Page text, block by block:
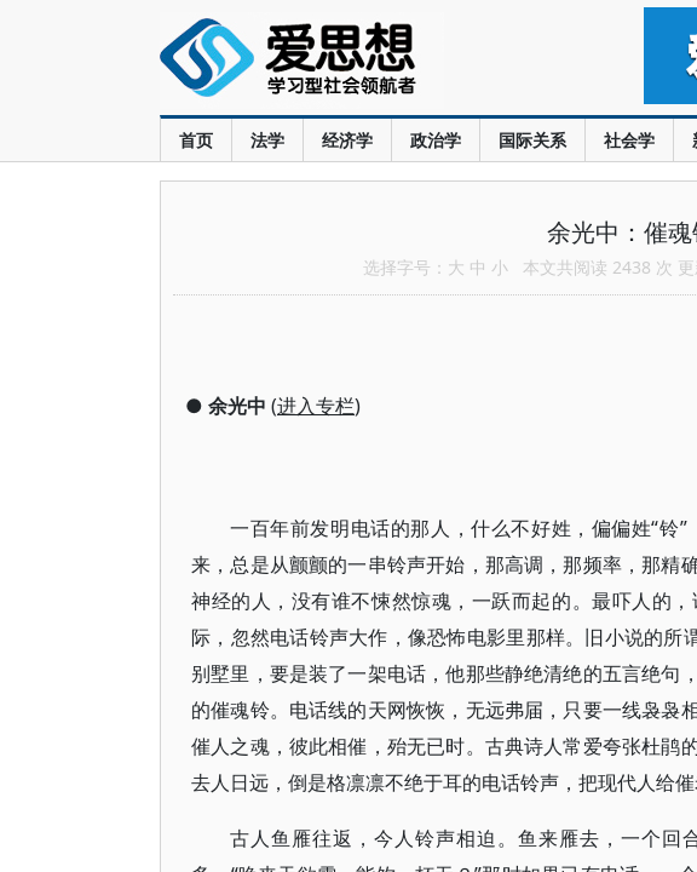
首页 法学 经济学 政治学 国际关系 社会学
余光中：催魂
选择字号： 大 中 小 本文共阅读 2438 次
● 余光中 (进入专栏)
一百年前发明电话的那人，什么不好姓，偏偏姓“铃
来，总是从颤颤的一串铃声开始，那高调，那频率，那精
神经的人，没有谁不悚然惊魂，一跃而起的。最吓人的
际，忽然电话铃声大作，像恐怖电影里那样。旧小说的所
别墅里，要是装了一架电话，他那些静绝清绝的五言绝句
的催魂铃。电话线的天网恢恢，无远弗届，只要一线袅袅
催人之魂，彼此相催，殆无已时。古典诗人常爱夸张杜鹃
去人日远，倒是格凛凛不绝于耳的电话铃声，把现代人给催
古人鱼雁往返，今人铃声相迫。鱼来雁去，一个回